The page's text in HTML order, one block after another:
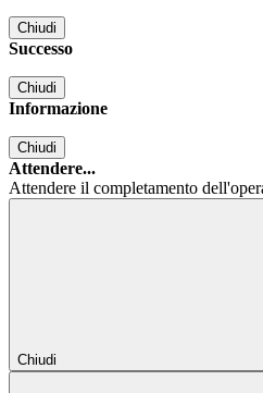
Chiudi
Successo
Chiudi
Informazione
Chiudi
Attendere...
Attendere il completamento
Chiudi